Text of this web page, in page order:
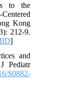
to the
Centered
Kong
212-9.
and
J Pediatr
S0882-